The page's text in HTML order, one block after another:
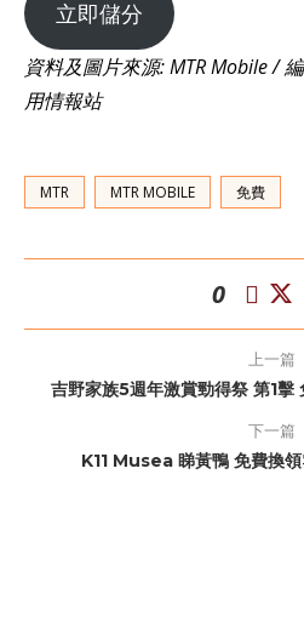
立即儲分
資料及圖片來源: MTR Mobile /
用情報站
MTR MTR MOBILE 免費
0
上一篇
吉野家族5週年激賞勁得祭 第1
下一篇
K11 Musea 睇黃鴨 免費換